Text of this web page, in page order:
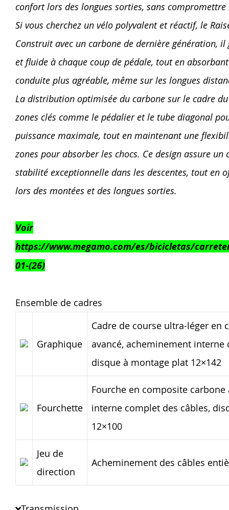
confort lors des longues sorties, sans
Si vous cherchez un vélo polyvalent et réactif, le
Construit avec un carbone de dernière génération,
et fluide à chaque coup de pédale, tout en
conduite plus agréable, même sur les longues
La distribution optimisée du carbone sur le cadre
zones clés comme le pédalier et le tube diagonal
puissance maximale, tout en maintenant une
zones pour absorber les chocs. Ce design assure
stabilité exceptionnelle dans les descentes, tout en
lors des montées et des longues sorties.
Voir
https://www.megamo.com/es/bicicletas/
01-(26)
Ensemble de cadres
Graphique
Cadre de course ultra-léger en
avancé, acheminement interne
disque à montage plat 12×142
Fourchette
Fourche en composite
interne complet des câbles,
12×100
Jeu de
direction
Acheminement des câbles